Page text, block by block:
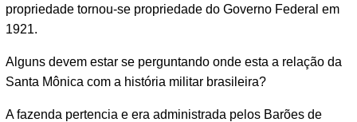
propriedade tornou-se propriedade do Governo Federal em
1921.
Alguns devem estar se perguntando onde esta a relação da
Santa Mônica com a história militar brasileira?
A fazenda pertencia e era administrada pelos Barões de